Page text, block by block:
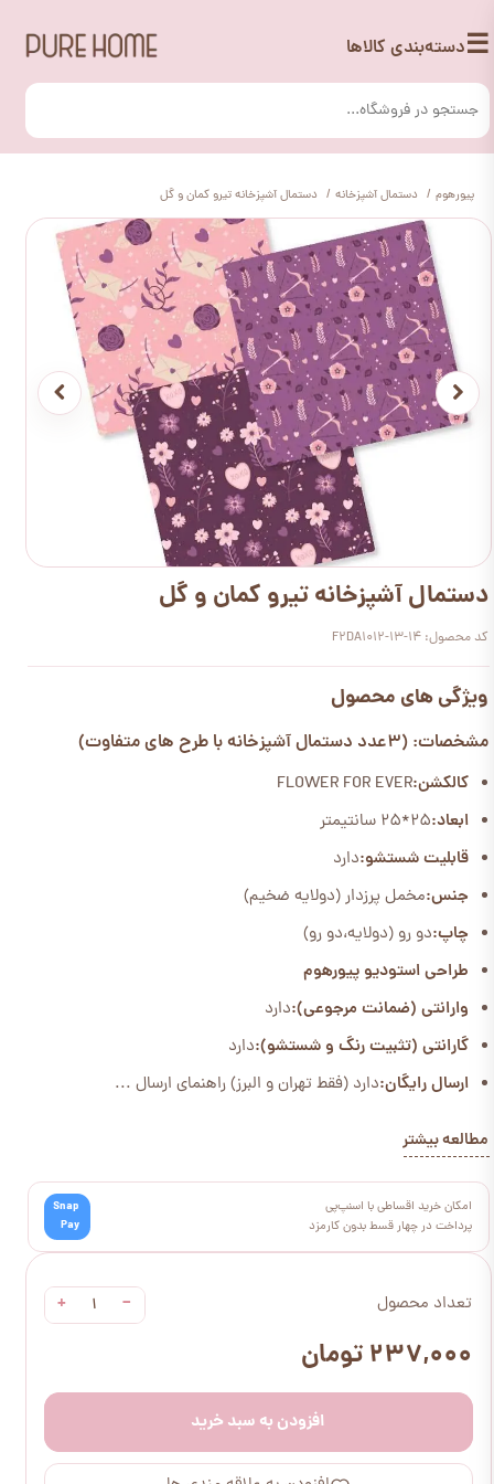
☰دسته‌بندی کالاها
پیورهوم دستمال آشپزخانه دستمال آشپزخانه تیرو کمان و گل
تعداد محصول −
+
۲۳۷,۰۰۰ تومان
افزودن به سبد خرید
دستمال آشپزخانه تیرو کمان و گل
کد محصول: F2DA1012-13-14
ویژگی های محصول
مشخصات: (3عدد دستمال آشپزخانه با طرح های متفاوت)
کالکشن:FLOWER FOR EVER
ابعاد:25*25 سانتیمتر
قابلیت شستشو:دارد
جنس:مخمل پرزدار (دولایه ضخیم)
چاپ:دو رو (دولایه،دو رو)
طراحی استودیو پیورهوم
وارانتی (ضمانت مرجوعی):دارد
گارانتی (تثبیت رنگ و شستشو):دارد
ارسال رایگان:دارد (فقط تهران و البرز) راهنمای ارسال ...
مطالعه بیشتر
امکان خرید اقساطی با اسنپ‌پی
پرداخت در چهار قسط بدون کارمزد
Snap
Pay